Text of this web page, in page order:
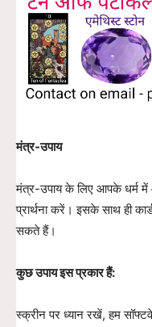
मंत्र-उपाय
मंत्र-उपाय के लिए आपके धर्म में
प्रार्थना करें। इसके साथ ही
सकते हैं।
कुछ उपाय इस प्रकार हैं:
स्क्रीन पर ध्यान रखें, हम